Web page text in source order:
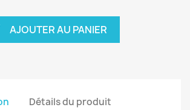
AJOUTER AU PANIER
Détails du produit